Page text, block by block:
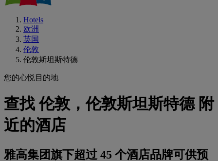
Hotels
欧洲
英国
伦敦
伦敦斯坦斯特德
您的心悦目的地
查找 伦敦，伦敦斯坦斯特德 附
近的酒店
雅高集团旗下超过 45 个酒店品牌可供预